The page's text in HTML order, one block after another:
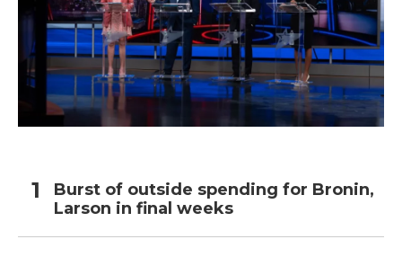
Burst of outside spending for Bronin,
Larson in final weeks